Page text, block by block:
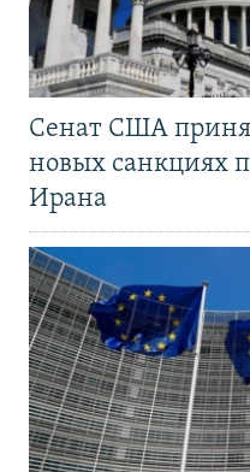
Сенат США
новых санкциях
Ирана